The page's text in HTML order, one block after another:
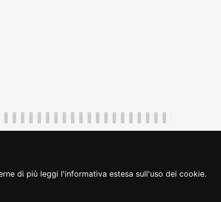
di più leggi l'informativa estesa sull'uso dei cookie.
cambio preferenze cookie loginFVG